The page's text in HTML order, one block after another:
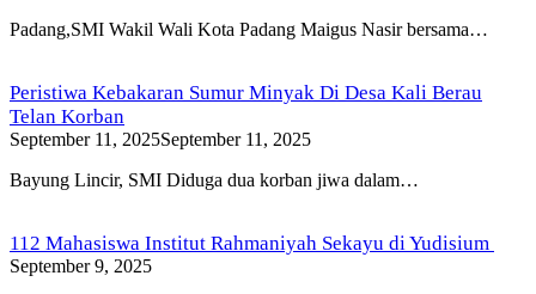
Padang,SMI Wakil Wali Kota Padang Maigus Nasir bersama…
Peristiwa Kebakaran Sumur Minyak Di Desa Kali Berau
Telan Korban
September 11, 2025September 11, 2025
Bayung Lincir, SMI Diduga dua korban jiwa dalam…
112 Mahasiswa Institut Rahmaniyah Sekayu di Yudisium
September 9, 2025